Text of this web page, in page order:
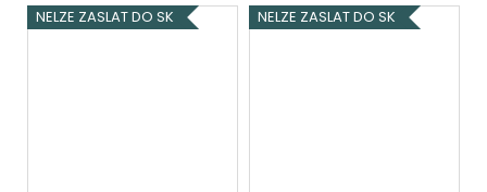
NELZE ZASLAT DO SK NELZE ZASLAT DO SK